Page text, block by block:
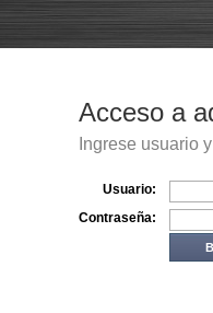
Acceso a
Ingrese usuario
Usuario:
Contraseña: